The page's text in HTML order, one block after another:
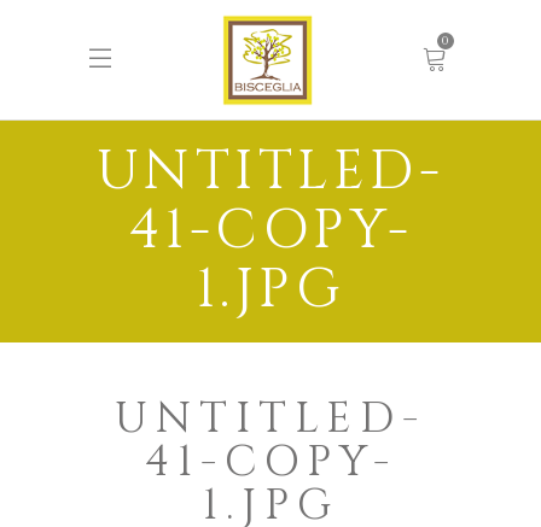
0
UNTITLED-
41-COPY-
1.JPG
UNTITLED-
41-COPY-
1.JPG